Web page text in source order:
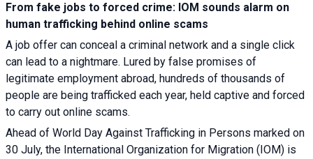
From fake jobs to forced crime: IOM sounds alarm on
human trafficking behind online scams
A job offer can conceal a criminal network and a single click
can lead to a nightmare. Lured by false promises of
legitimate employment abroad, hundreds of thousands of
people are being trafficked each year, held captive and forced
to carry out online scams.
Ahead of World Day Against Trafficking in Persons marked on
30 July, the International Organization for Migration (IOM) is